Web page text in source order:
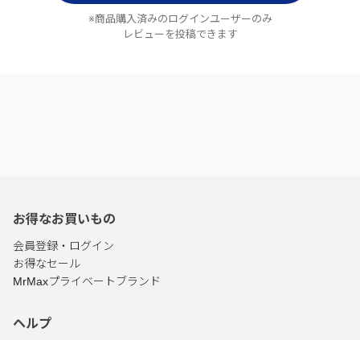
※商品購入済みのログインユーザーのみ
レビューを投稿できます
お得なお買いもの
会員登録・ログイン
お得なセール
MrMaxプライベートブランド
ヘルプ